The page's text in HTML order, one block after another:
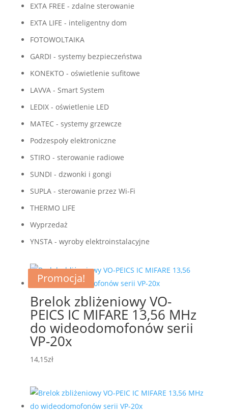
EXTA FREE - zdalne sterowanie
EXTA LIFE - inteligentny dom
FOTOWOLTAIKA
GARDI - systemy bezpieczeństwa
KONEKTO - oświetlenie sufitowe
LAVVA - Smart System
LEDIX - oświetlenie LED
MATEC - systemy grzewcze
Podzespoły elektroniczne
STIRO - sterowanie radiowe
SUNDI - dzwonki i gongi
SUPLA - sterowanie przez Wi-Fi
THERMO LIFE
Wyprzedaż
YNSTA - wyroby elektroinstalacyjne
Brelok zbliżeniowy VO-
PEICS IC MIFARE 13,56 MHz
do wideodomofonów serii
VP-20x
14,15zł
Promocja!
Promocja!